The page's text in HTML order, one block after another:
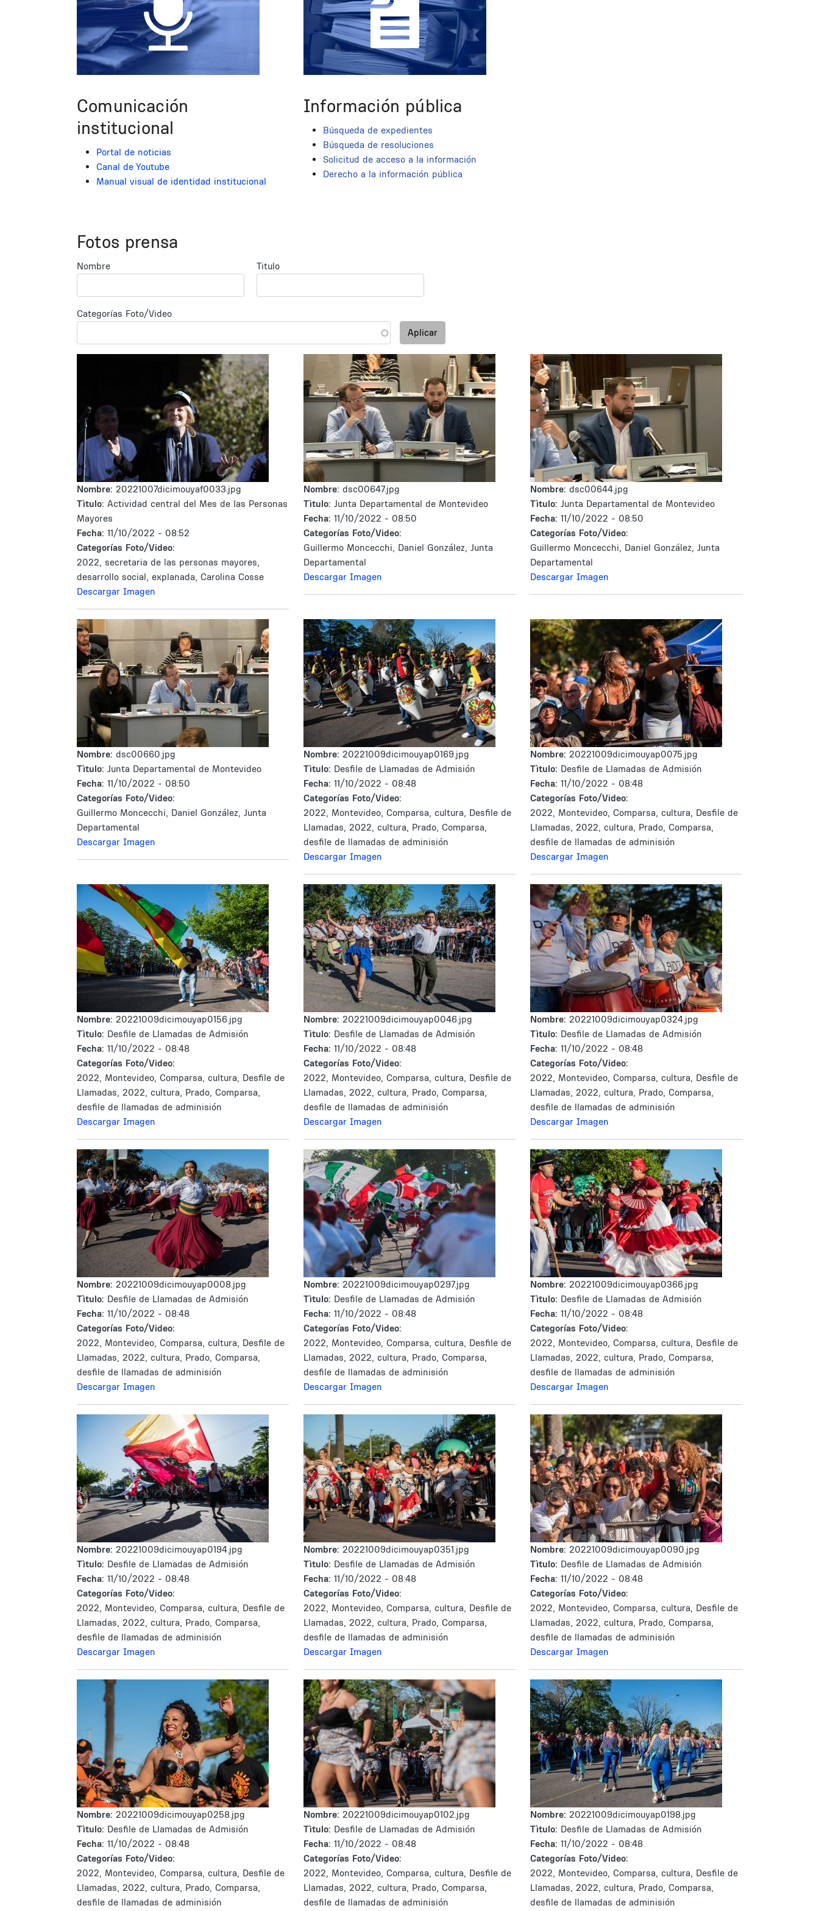
Comunicación
institucional
Portal de noticias
Canal de Youtube
Manual visual de identidad institucional
Información pública
Búsqueda de expedientes
Búsqueda de resoluciones
Solicitud de acceso a la información
Derecho a la información pública
Fotos prensa
Nombre Titulo
Categorías Foto/Video
Aplicar
Nombre: 20221007dicimouyaf0033.jpg
Tìtulo: Actividad central del Mes de las Personas
Mayores
Fecha: 11/10/2022 - 08:52
Categorías Foto/Video:
2022, secretaria de las personas mayores,
desarrollo social, explanada, Carolina Cosse
Descargar Imagen
Nombre: dsc00647.jpg
Tìtulo: Junta Departamental de Montevideo
Fecha: 11/10/2022 - 08:50
Categorías Foto/Video:
Guillermo Moncecchi, Daniel González, Junta
Departamental
Descargar Imagen
Nombre: dsc00644.jpg
Tìtulo: Junta Departamental de Montevideo
Fecha: 11/10/2022 - 08:50
Categorías Foto/Video:
Guillermo Moncecchi, Daniel González, Junta
Departamental
Descargar Imagen
Nombre: dsc00660.jpg
Tìtulo: Junta Departamental de Montevideo
Fecha: 11/10/2022 - 08:50
Categorías Foto/Video:
Guillermo Moncecchi, Daniel González, Junta
Departamental
Descargar Imagen
Nombre: 20221009dicimouyap0169.jpg
Tìtulo: Desfile de Llamadas de Admisión
Fecha: 11/10/2022 - 08:48
Categorías Foto/Video:
2022, Montevideo, Comparsa, cultura, Desfile de
Llamadas, 2022, cultura, Prado, Comparsa,
desfile de llamadas de adminisión
Descargar Imagen
Nombre: 20221009dicimouyap0075.jpg
Tìtulo: Desfile de Llamadas de Admisión
Fecha: 11/10/2022 - 08:48
Categorías Foto/Video:
2022, Montevideo, Comparsa, cultura, Desfile de
Llamadas, 2022, cultura, Prado, Comparsa,
desfile de llamadas de adminisión
Descargar Imagen
Nombre: 20221009dicimouyap0156.jpg
Tìtulo: Desfile de Llamadas de Admisión
Fecha: 11/10/2022 - 08:48
Categorías Foto/Video:
2022, Montevideo, Comparsa, cultura, Desfile de
Llamadas, 2022, cultura, Prado, Comparsa,
desfile de llamadas de adminisión
Descargar Imagen
Nombre: 20221009dicimouyap0046.jpg
Tìtulo: Desfile de Llamadas de Admisión
Fecha: 11/10/2022 - 08:48
Categorías Foto/Video:
2022, Montevideo, Comparsa, cultura, Desfile de
Llamadas, 2022, cultura, Prado, Comparsa,
desfile de llamadas de adminisión
Descargar Imagen
Nombre: 20221009dicimouyap0324.jpg
Tìtulo: Desfile de Llamadas de Admisión
Fecha: 11/10/2022 - 08:48
Categorías Foto/Video:
2022, Montevideo, Comparsa, cultura, Desfile de
Llamadas, 2022, cultura, Prado, Comparsa,
desfile de llamadas de adminisión
Descargar Imagen
Nombre: 20221009dicimouyap0008.jpg
Tìtulo: Desfile de Llamadas de Admisión
Fecha: 11/10/2022 - 08:48
Categorías Foto/Video:
2022, Montevideo, Comparsa, cultura, Desfile de
Llamadas, 2022, cultura, Prado, Comparsa,
desfile de llamadas de adminisión
Descargar Imagen
Nombre: 20221009dicimouyap0297.jpg
Tìtulo: Desfile de Llamadas de Admisión
Fecha: 11/10/2022 - 08:48
Categorías Foto/Video:
2022, Montevideo, Comparsa, cultura, Desfile de
Llamadas, 2022, cultura, Prado, Comparsa,
desfile de llamadas de adminisión
Descargar Imagen
Nombre: 20221009dicimouyap0366.jpg
Tìtulo: Desfile de Llamadas de Admisión
Fecha: 11/10/2022 - 08:48
Categorías Foto/Video:
2022, Montevideo, Comparsa, cultura, Desfile de
Llamadas, 2022, cultura, Prado, Comparsa,
desfile de llamadas de adminisión
Descargar Imagen
Nombre: 20221009dicimouyap0194.jpg
Tìtulo: Desfile de Llamadas de Admisión
Fecha: 11/10/2022 - 08:48
Categorías Foto/Video:
2022, Montevideo, Comparsa, cultura, Desfile de
Llamadas, 2022, cultura, Prado, Comparsa,
desfile de llamadas de adminisión
Descargar Imagen
Nombre: 20221009dicimouyap0351.jpg
Tìtulo: Desfile de Llamadas de Admisión
Fecha: 11/10/2022 - 08:48
Categorías Foto/Video:
2022, Montevideo, Comparsa, cultura, Desfile de
Llamadas, 2022, cultura, Prado, Comparsa,
desfile de llamadas de adminisión
Descargar Imagen
Nombre: 20221009dicimouyap0090.jpg
Tìtulo: Desfile de Llamadas de Admisión
Fecha: 11/10/2022 - 08:48
Categorías Foto/Video:
2022, Montevideo, Comparsa, cultura, Desfile de
Llamadas, 2022, cultura, Prado, Comparsa,
desfile de llamadas de adminisión
Descargar Imagen
Nombre: 20221009dicimouyap0258.jpg
Tìtulo: Desfile de Llamadas de Admisión
Fecha: 11/10/2022 - 08:48
Categorías Foto/Video:
2022, Montevideo, Comparsa, cultura, Desfile de
Llamadas, 2022, cultura, Prado, Comparsa,
desfile de llamadas de adminisión
Nombre: 20221009dicimouyap0102.jpg
Tìtulo: Desfile de Llamadas de Admisión
Fecha: 11/10/2022 - 08:48
Categorías Foto/Video:
2022, Montevideo, Comparsa, cultura, Desfile de
Llamadas, 2022, cultura, Prado, Comparsa,
desfile de llamadas de adminisión
Nombre: 20221009dicimouyap0198.jpg
Tìtulo: Desfile de Llamadas de Admisión
Fecha: 11/10/2022 - 08:48
Categorías Foto/Video:
2022, Montevideo, Comparsa, cultura, Desfile de
Llamadas, 2022, cultura, Prado, Comparsa,
desfile de llamadas de adminisión